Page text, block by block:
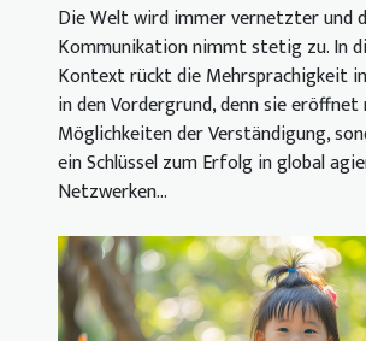
Die Welt wird immer vernetzter und
Kommunikation nimmt stetig zu. In
Kontext rückt die Mehrsprachigkeit
in den Vordergrund, denn sie
Möglichkeiten der Verständigung,
ein Schlüssel zum Erfolg in global
Netzwerken...